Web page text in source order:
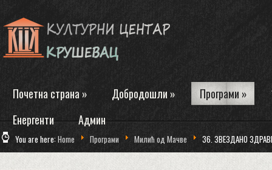
Почетна страна » Добродошли » Програми »
Енергенти
Админ
You are here:Home Програми Милић од Мачве 36. ЗВЕЗДАНО